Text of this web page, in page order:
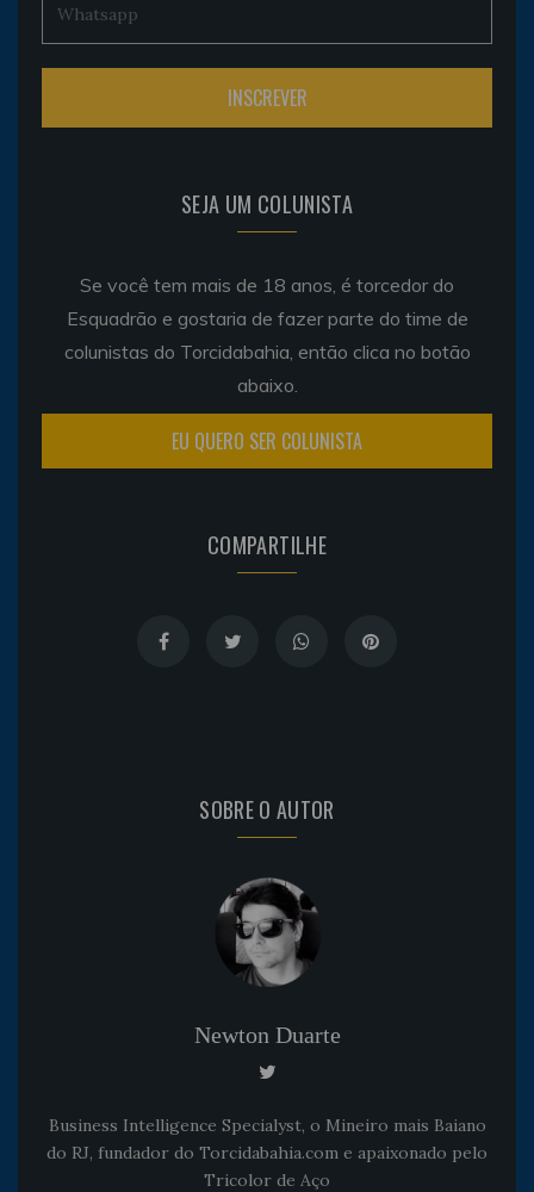
SEJA UM COLUNISTA
Se você tem mais de 18 anos, é torcedor do
Esquadrão e gostaria de fazer parte do time de
colunistas do Torcidabahia, então clica no botão
abaixo.
EU QUERO SER COLUNISTA
COMPARTILHE
SOBRE O AUTOR
Newton Duarte
Business Intelligence Specialyst, o Mineiro mais Baiano
do RJ, fundador do Torcidabahia.com e apaixonado pelo
Tricolor de Aço